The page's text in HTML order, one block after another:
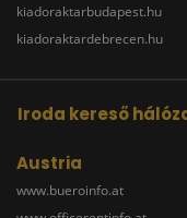
kiadoraktarbudapest.hu
kiadoraktardebrecen.hu
Iroda kereső
Austria
www.bueroinfo.at